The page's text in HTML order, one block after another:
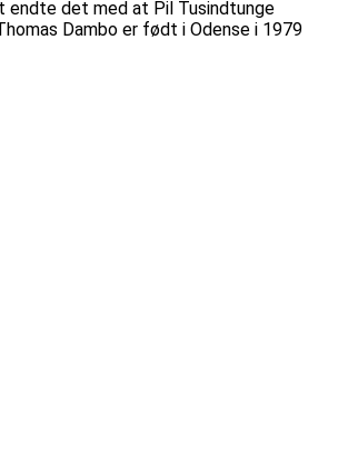
endte det med at Pil Tusindtunge
Dambo er født i Odense i 1979